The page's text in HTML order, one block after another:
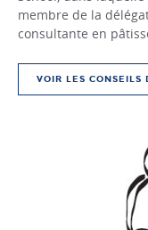
membre de la
consultante en
VOIR LES CONSEILS